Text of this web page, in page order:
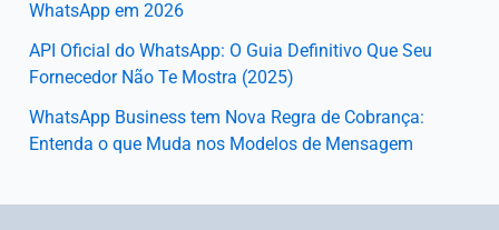
WhatsApp em 2026
API Oficial do WhatsApp: O Guia Definitivo Que Seu
Fornecedor Não Te Mostra (2025)
WhatsApp Business tem Nova Regra de Cobrança:
Entenda o que Muda nos Modelos de Mensagem